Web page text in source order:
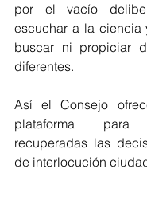
por el vacío
escuchar a la ciencia
buscar ni propiciar
diferentes.
Así el Consejo
plataforma
recuperadas las
de interlocución